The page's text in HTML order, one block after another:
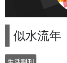
似水流年